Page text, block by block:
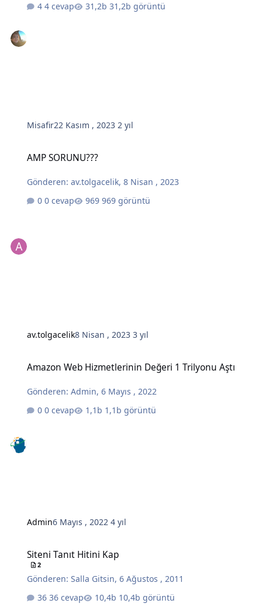
4 cevap
31,2b görüntü
Misafir22 Kasım , 20232 yıl
AMP SORUNU???
Gönderen:av.tolgacelik,8 Nisan , 2023
0 cevap
969 görüntü
av.tolgacelik8 Nisan , 20233 yıl
Amazon Web Hizmetlerinin Değeri 1 Trilyonu Aştı
Gönderen:Admin,6 Mayıs , 2022
0 cevap
1,1b görüntü
Admin6 Mayıs , 20224 yıl
Siteni Tanıt Hitini Kap
2
Gönderen:Salla Gitsin,6 Ağustos , 2011
36 cevap
10,4b görüntü